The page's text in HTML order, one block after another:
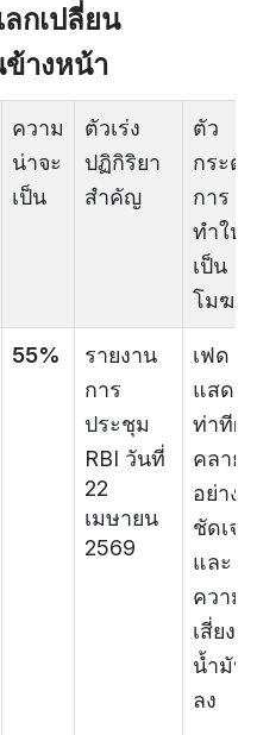
กเปลี่ยน
ข้างหน้า
ความ
น่าจะ
เป็น
ตัวเร่ง
ปฏิกิริยา
สำคัญ
ตัว
กระตุ้น
การ
ทำให้
เป็น
โมฆะ
55%
รายงาน
การ
ประชุม
RBI วันที่
22
เมษายน
2569
เฟด
แสดง
ท่าทีผ่
คลาย
อย่าง
ชัดเจน
และ
ความ
เสี่ยงจ
น้ำมัน
ลง